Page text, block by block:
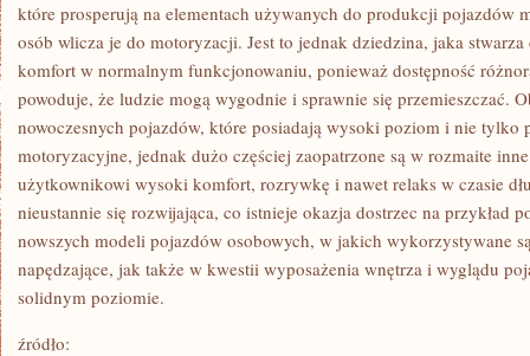
które prosperują na elementach używanych do produkcji pojazdów
osób wlicza je do motoryzacji. Jest to jednak dziedzina, jaka
komfort w normalnym funkcjonowaniu, ponieważ dostępność
powoduje, że ludzie mogą wygodnie i sprawnie się przemieszczać.
nowoczesnych pojazdów, które posiadają wysoki poziom i nie tylko
motoryzacyjne, jednak dużo częściej zaopatrzone są w rozmaite
użytkownikowi wysoki komfort, rozrywkę i nawet relaks w czasie
nieustannie się rozwijająca, co istnieje okazja dostrzec na przykład
nowszych modeli pojazdów osobowych, w jakich wykorzystywane
napędzające, jak także w kwestii wyposażenia wnętrza i wyglądu
solidnym poziomie.
źródło: